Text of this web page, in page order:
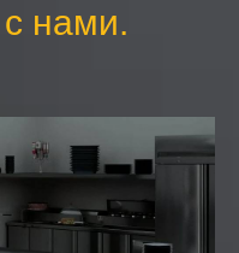
нами.